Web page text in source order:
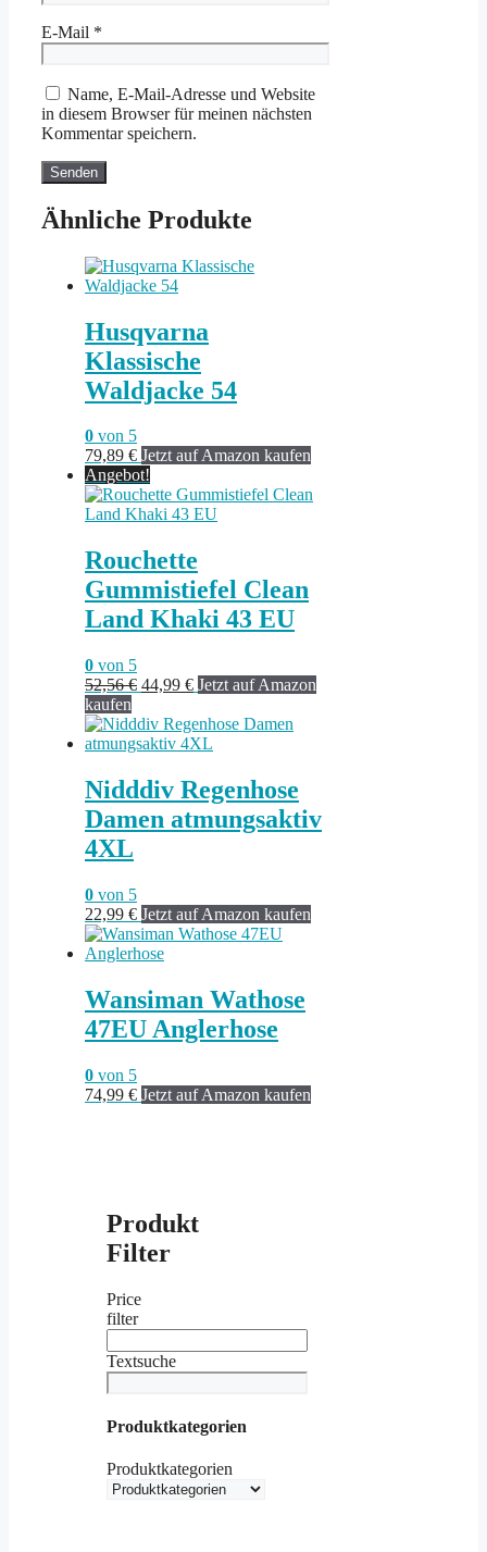
E-Mail *
Name, E-Mail-Adresse und Website
in diesem Browser für meinen nächsten
Kommentar speichern.
Ähnliche Produkte
Husqvarna
Klassische
Waldjacke 54
0 von 5
79,89 € Jetzt auf Amazon kaufen
Angebot!
Rouchette
Gummistiefel Clean
Land Khaki 43 EU
0 von 5
52,56€ Ursprünglicher
war:
52,56 €
44,99 €Aktueller
ist:
44,99 €.
Jetzt auf Amazon
kaufen
Nidddiv Regenhose
Damen atmungsaktiv
4XL
0 von 5
22,99 € Jetzt auf Amazon kaufen
Wansiman Wathose
47EU Anglerhose
0 von 5
74,99 € Jetzt auf Amazon kaufen
Produkt
Filter
Price
filter
Textsuche
Produktkategorien
Produktkategorien